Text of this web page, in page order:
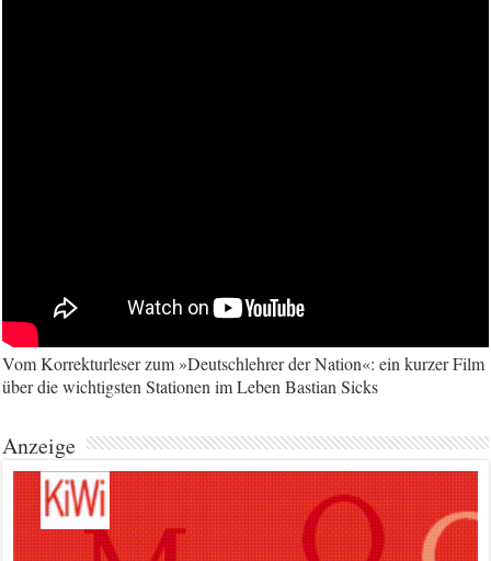
Vom Korrekturleser zum »Deutschlehrer der Nation«: ein kurzer Film
über die wichtigsten Stationen im Leben Bastian Sicks
Anzeige